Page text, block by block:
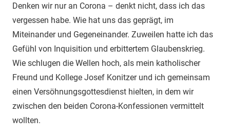
Denken wir nur an Corona – denkt nicht, dass ich das
vergessen habe. Wie hat uns das geprägt, im
Miteinander und Gegeneinander. Zuweilen hatte ich das
Gefühl von Inquisition und erbittertem Glaubenskrieg.
Wie schlugen die Wellen hoch, als mein katholischer
Freund und Kollege Josef Konitzer und ich gemeinsam
einen Versöhnungsgottesdienst hielten, in dem wir
zwischen den beiden Corona-Konfessionen vermittelt
wollten.